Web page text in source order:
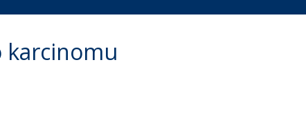
karcinomu